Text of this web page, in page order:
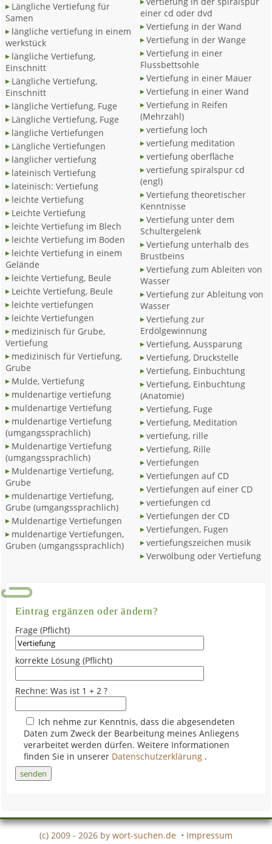
Längliche Vertiefung für
Samen
längliche vertiefung in einem
werkstück
längliche Vertiefung,
Einschnitt
Längliche Vertiefung,
Einschnitt
längliche Vertiefung, Fuge
Längliche Vertiefung, Fuge
längliche Vertiefungen
Längliche Vertiefungen
länglicher vertiefung
lateinisch Vertiefung
lateinisch: Vertiefung
leichte Vertiefung
Leichte Vertiefung
leichte Vertiefung im Blech
leichte Vertiefung im Boden
leichte Vertiefung in einem
Gelände
leichte Vertiefung, Beule
Leichte Vertiefung, Beule
leichte vertiefungen
leichte Vertiefungen
medizinisch für Grube,
Vertiefung
medizinisch für Vertiefung,
Grube
Mulde, Vertiefung
muldenartige vertiefung
muldenartige Vertiefung
muldenartige Vertiefung
(umgangssprachlich)
Muldenartige Vertiefung
(umgangssprachlich)
Muldenartige Vertiefung,
Grube
muldenartige Vertiefung,
Grube (umgangssprachlich)
Muldenartige Vertiefungen
muldenartige Vertiefungen,
Gruben (umgangssprachlich)
einer cd oder dvd
Vertiefung in der Wand
Vertiefung in der Wange
Vertiefung in einer
Flussbettsohle
Vertiefung in einer Mauer
Vertiefung in einer Wand
Vertiefung in Reifen
(Mehrzahl)
vertiefung loch
vertiefung meditation
vertiefung oberfläche
vertiefung spiralspur cd
(engl)
Vertiefung theoretischer
Kenntnisse
Vertiefung unter dem
Schultergelenk
Vertiefung unterhalb des
Brustbeins
Vertiefung zum Ableiten von
Wasser
Vertiefung zur Ableitung von
Wasser
Vertiefung zur
Erdölgewinnung
Vertiefung, Aussparung
Vertiefung, Druckstelle
Vertiefung, Einbuchtung
Vertiefung, Einbuchtung
(Anatomie)
Vertiefung, Fuge
Vertiefung, Meditation
vertiefung, rille
Vertiefung, Rille
Vertiefungen
Vertiefungen auf CD
Vertiefungen auf einer CD
vertiefungen cd
Vertiefungen der CD
Vertiefungen, Fugen
vertiefungszeichen musik
Verwölbung oder Vertiefung
Eintrag ergänzen oder ändern?
Frage (Pflicht)
korrekte Lösung (Pflicht)
Rechne: Was ist 1 + 2 ?
Ich nehme zur Kenntnis, dass die abgesendeten
Daten zum Zweck der Bearbeitung meines Anliegens
verarbeitet werden dürfen. Weitere Informationen
finden Sie in unserer Datenschutzerklärung .
(c) 2009 - 2026 by wort-suchen.de • Impressum